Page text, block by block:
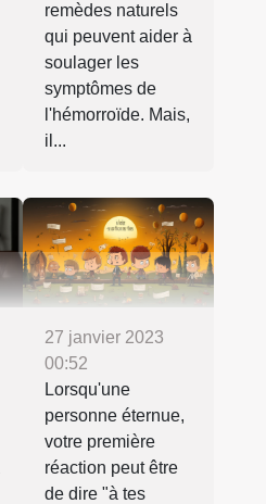
remèdes naturels
qui peuvent aider à
soulager les
symptômes de
l'hémorroïde. Mais,
il...
27 janvier 2023
00:52
Lorsqu'une
personne éternue,
votre première
réaction peut être
de dire "à tes